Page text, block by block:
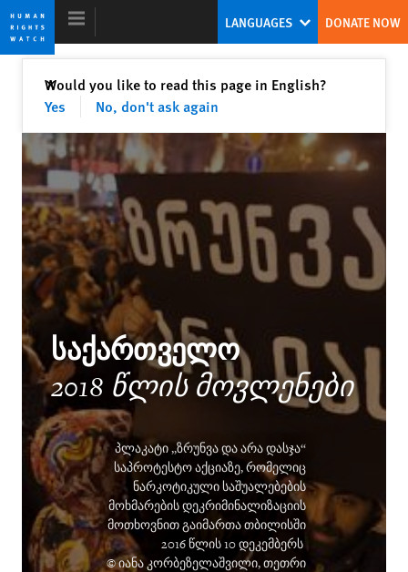
Skip
to
cookie
privacy
Skip
to
main
content
World Report 2019
World’s Autocrats Face Rising
Resistance
Kenneth Roth
Former Executive Director
As China’s Grip Tightens, Global
Institutions Gasp
Caught in the Middle
Atrocities as the New Normal
Breaking the Buzzword
LANGUAGES DONATE NOW
Would you like to read this page in English?
Yes
No, don't ask again
✕Close
საქართველო
2018 წლის მოვლენები
პლაკატი „ზრუნვა და არა დასჯა“
საპროტესტო აქციაზე, რომელიც
ნარკოტიკული საშუალებების
მოხმარების დეკრიმინალიზაციის
მოთხოვნით გაიმართა თბილისში
2016 წლის 10 დეკემბერს
© იანა კორბეზელაშვილი, თეთრი